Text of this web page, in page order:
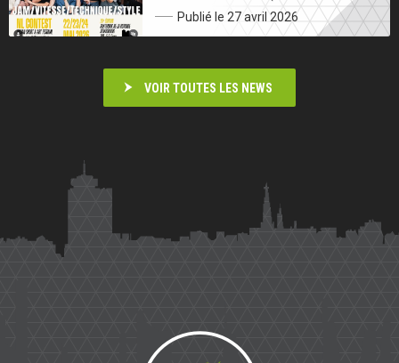
Publié le 27 avril 2026
VOIR TOUTES LES NEWS
Saïmiri
Parkour